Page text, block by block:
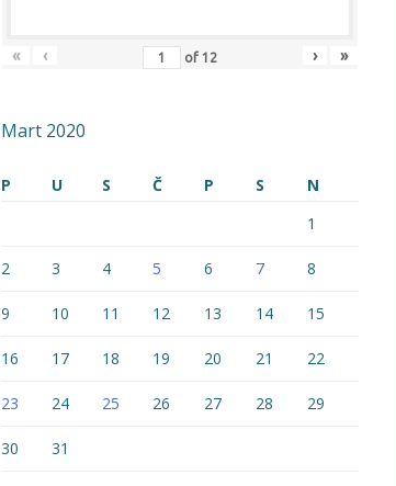
« ‹ of 12 › »
Mart 2020
P U S Č P S
N
1
2 3 4 5 6 7 8
9 10 11 12 13 14 15
16 17 18 19 20 21 22
23 24 25 26 27 28 29
30 31